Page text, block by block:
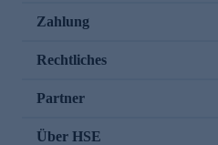
Zahlung
Rechtliches
Partner
Über HSE